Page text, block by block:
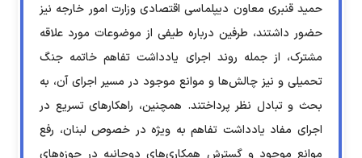
حمید قنبری معاون دیپلماسی اقتصادی وزارت امور خارجه نیز
حضور داشتند، طرفین درباره طیفی از موضوعات مورد علاقه
مشترک، از جمله روند اجرای یادداشت تفاهم خاتمه جنگ
تحمیلی و نیز چالش‌ها و موانع موجود در مسیر اجرای آن، به
بحث و تبادل نظر پرداختند. همچنین، راهکارهای تسریع در
اجرای مفاد یادداشت تفاهم به ویژه در خصوص لبنان، رفع
موانع موجود و گسترش همکاری‌های دوجانبه در حوزه‌های